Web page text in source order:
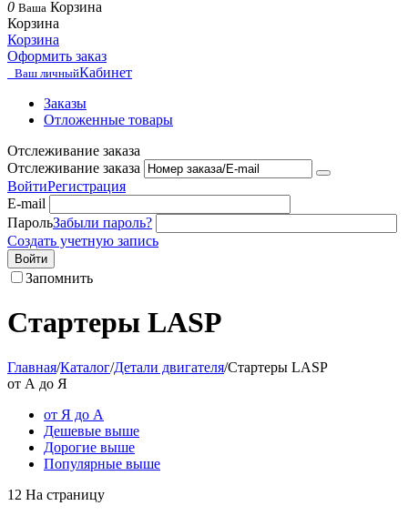
0 Ваша Корзина
Корзина
Корзина
Оформить заказ
Ваш личныйКабинет
Заказы
Отложенные товары
Отслеживание заказа
Отслеживание заказа
ВойтиРегистрация
E-mail
ПарольЗабыли пароль?
Создать учетную запись
Войти
Запомнить
Стартеры LASP
Главная/Каталог/Детали двигателя/Стартеры LASP
от А до Я
от Я до А
Дешевые выше
Дорогие выше
Популярные выше
12 На страницу